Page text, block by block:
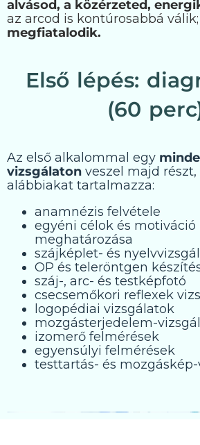
alvásod, a közérzeted,
az arcod is kontúrosabbá
megfiatalodik.
Első lépés:
(60
Az első alkalommal egy
vizsgálaton veszel majd
alábbiakat tartalmazza:
anamnézis felvétele
egyéni célok és motiváció
meghatározása
szájképlet- és
OP és teleröntgen
száj-, arc- és testképfotó
csecsemőkori reflexek
logopédiai vizsgálatok
mozgásterjedelem-
izomerő felmérések
egyensúlyi felmérések
testtartás- és